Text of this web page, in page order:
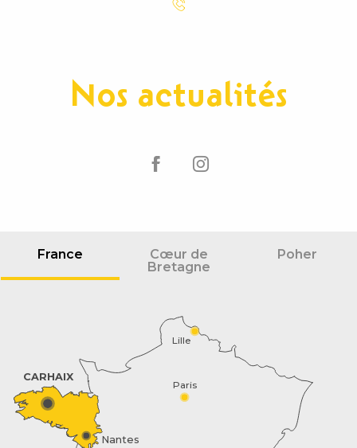
Nos actualités
France
Cœur de
Bretagne
Poher
Paris
Lille
Nantes
CARHAIX